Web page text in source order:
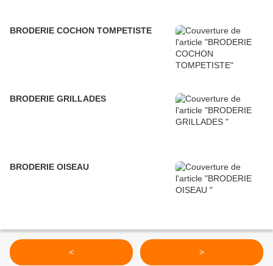
BRODERIE COCHON TOMPETISTE
BRODERIE GRILLADES
BRODERIE OISEAU
< >